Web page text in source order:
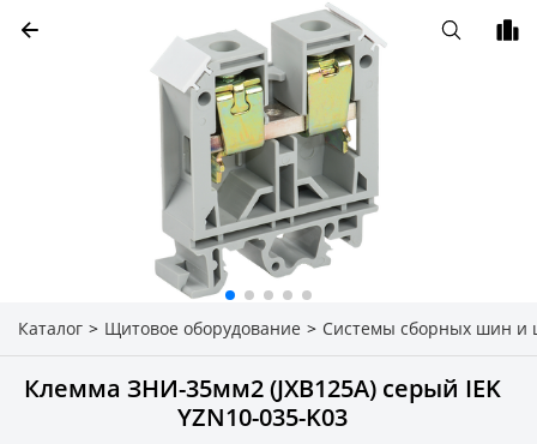
Каталог > Щитовое оборудование > Системы сборных шин и
Клемма ЗНИ-35мм2 (JXB125А) серый IEK
YZN10-035-K03